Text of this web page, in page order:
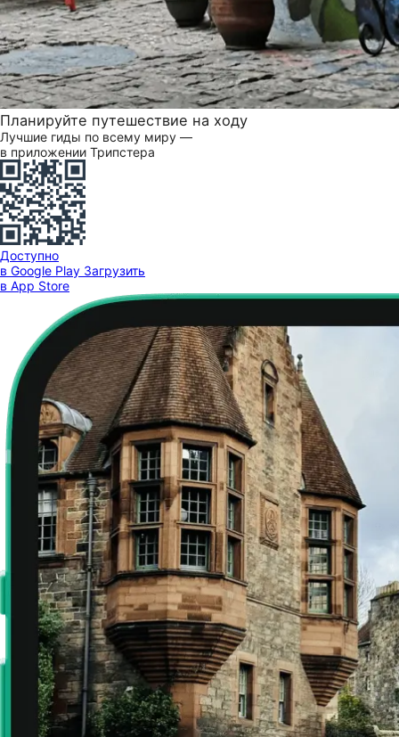
Планируйте путешествие на ходу
Лучшие гиды по всему миру —
в приложении Трипстера
Доступно
в Google Play Загрузить
в App Store